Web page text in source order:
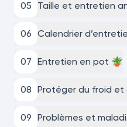
05 Taille et entretien
06 Calendrier
07 Entretien en pot 🪴
08 Protéger du froid
09 Problèmes et